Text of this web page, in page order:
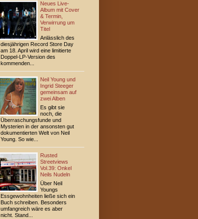
Neues Live-
Album mit Cover
& Termin,
Verwirrung um
Titel
Anlässlich des
diesjährigen Record Store Day
am 18. April wird eine limitierte
Doppel-LP-Version des
kommenden...
Neil Young und
Ingrid Steeger
gemeinsam auf
zwei Alben
Es gibt sie
noch, die
Überraschungsfunde und
Mysterien in der ansonsten gut
dokumentierten Welt von Neil
Young. So wie...
Rusted
Streetviews
Vol.39: Onkel
Neils Nudeln
Über Neil
Youngs
Essgewohnheiten ließe sich ein
Buch schreiben. Besonders
umfangreich wäre es aber
nicht. Stand...